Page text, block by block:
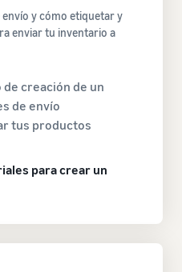
y cómo etiquetar y
enviar tu inventario a
creación de un
de envío
tus productos
para crear un